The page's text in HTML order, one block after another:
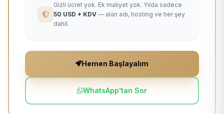
Gizli ücret yok. Ek maliyet yok. Yılda sadece
50 USD + KDV — alan adı, hosting ve her şey
dahil.
Hemen Başlayalım
WhatsApp'tan Sor